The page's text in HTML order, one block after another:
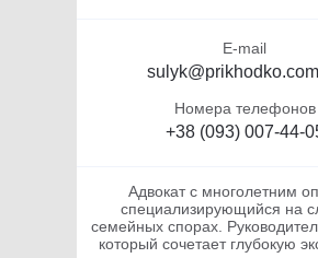
E-mail
Номера телефонов
+38 (093) 007-44-
Адвокат с многолетним
специализирующийся на
семейных спорах.
который сочетает глубокую